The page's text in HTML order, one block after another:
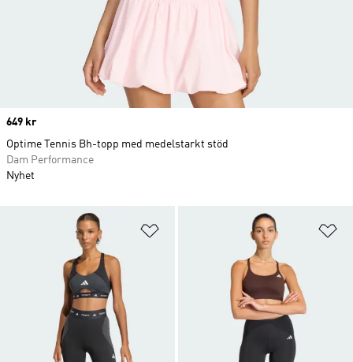
Lägg till på önskelistan
Price
649 kr
Optime Tennis Bh-topp med medelstarkt stöd
Dam Performance
Nyhet